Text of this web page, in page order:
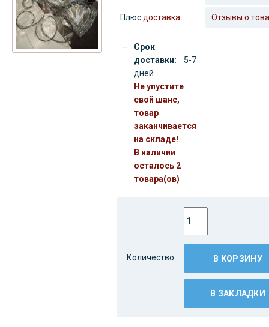
Плюс доставка
Срок
доставки:
5-7
дней
Не упустите
свой шанс,
товар
заканчивается
на складе!
В наличии
осталось 2
товара(ов)
Отзывы о
Количество В КОРЗИНУ
В ЗАКЛАДКИ